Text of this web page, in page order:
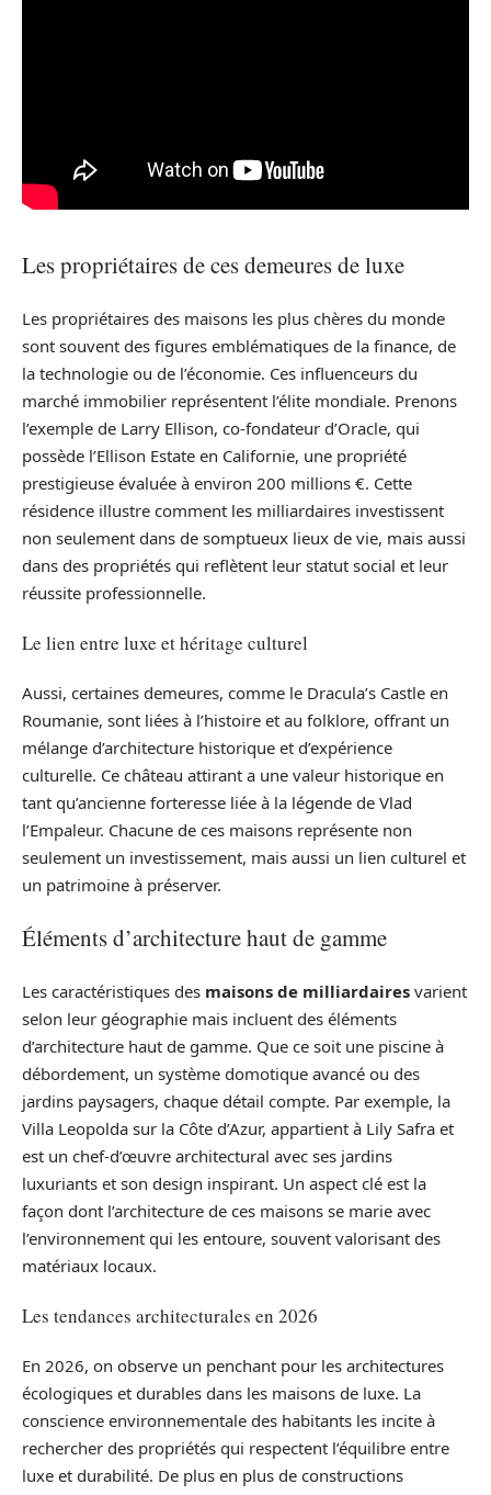
Les propriétaires de ces demeures de luxe
Les propriétaires des maisons les plus chères du monde
sont souvent des figures emblématiques de la finance, de
la technologie ou de l’économie. Ces influenceurs du
marché immobilier représentent l’élite mondiale. Prenons
l’exemple de Larry Ellison, co-fondateur d’Oracle, qui
possède l’Ellison Estate en Californie, une propriété
prestigieuse évaluée à environ 200 millions €. Cette
résidence illustre comment les milliardaires investissent
non seulement dans de somptueux lieux de vie, mais aussi
dans des propriétés qui reflètent leur statut social et leur
réussite professionnelle.
Le lien entre luxe et héritage culturel
Aussi, certaines demeures, comme le Dracula’s Castle en
Roumanie, sont liées à l’histoire et au folklore, offrant un
mélange d’architecture historique et d’expérience
culturelle. Ce château attirant a une valeur historique en
tant qu’ancienne forteresse liée à la légende de Vlad
l’Empaleur. Chacune de ces maisons représente non
seulement un investissement, mais aussi un lien culturel et
un patrimoine à préserver.
Éléments d’architecture haut de gamme
Les caractéristiques des maisons de milliardaires varient
selon leur géographie mais incluent des éléments
d’architecture haut de gamme. Que ce soit une piscine à
débordement, un système domotique avancé ou des
jardins paysagers, chaque détail compte. Par exemple, la
Villa Leopolda sur la Côte d’Azur, appartient à Lily Safra et
est un chef-d’œuvre architectural avec ses jardins
luxuriants et son design inspirant. Un aspect clé est la
façon dont l’architecture de ces maisons se marie avec
l’environnement qui les entoure, souvent valorisant des
matériaux locaux.
Les tendances architecturales en 2026
En 2026, on observe un penchant pour les architectures
écologiques et durables dans les maisons de luxe. La
conscience environnementale des habitants les incite à
rechercher des propriétés qui respectent l’équilibre entre
luxe et durabilité. De plus en plus de constructions